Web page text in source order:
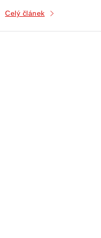
Celý článek